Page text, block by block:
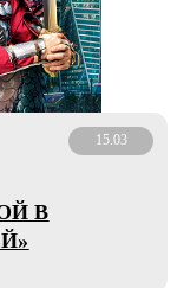
15.03
В